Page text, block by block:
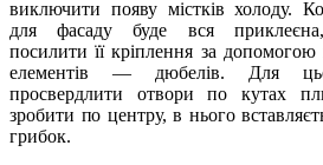
виключити появу містків холоду.
для фасаду буде вся
посилити її кріплення за допомогою
елементів — дюбелів. Для
просвердлити отвори по кутах
зробити по центру, в нього
грибок.